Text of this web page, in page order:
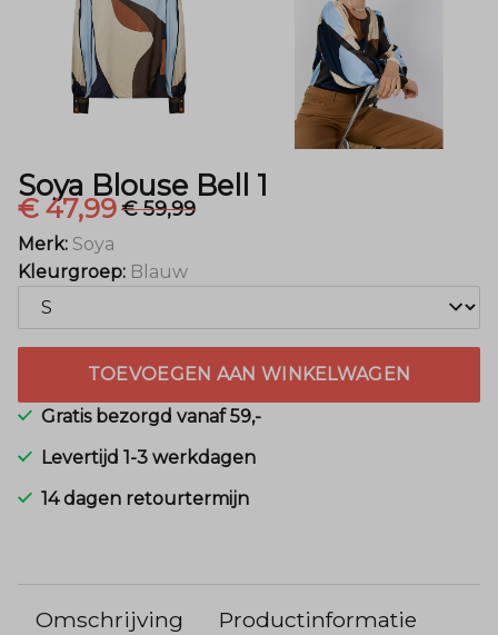
Soya Blouse Bell 1
€ 47,99€ 59,99
Merk: Soya
Kleurgroep: Blauw
TOEVOEGEN AAN WINKELWAGEN
Gratis bezorgd vanaf 59,-
Levertijd 1-3 werkdagen
14 dagen retourtermijn
Omschrijving Productinformatie